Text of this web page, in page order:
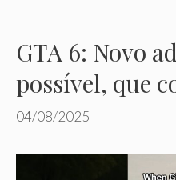
GTA 6: Novo
possível, que
04/08/2025